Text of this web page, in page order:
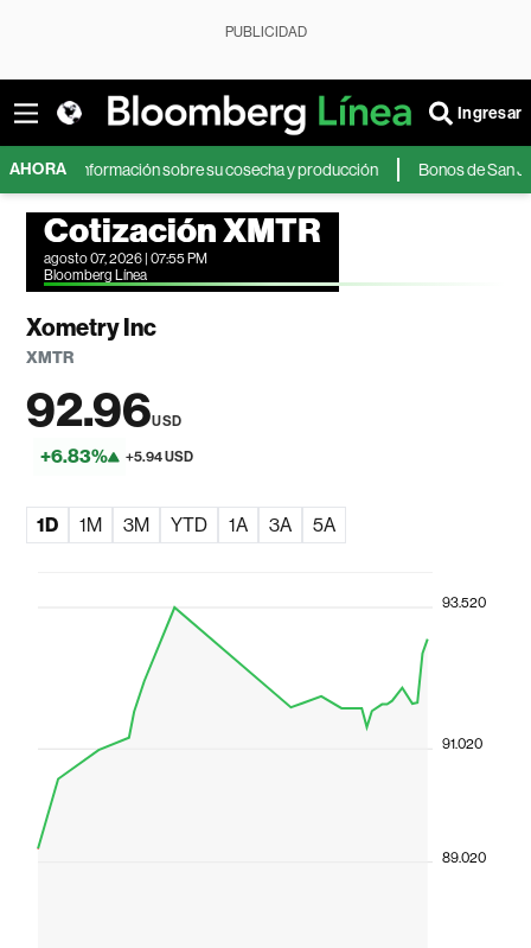
PUBLICIDAD
Ingresar
AHORA
información sobre su cosecha y producción Bonos de San Juan
Cotización XMTR
agosto 07, 2026 | 07:55 PM
Bloomberg Línea
Xometry Inc
XMTR
92.96USD
+6.83% +5.94 USD
1D 1M 3M YTD 1A 3A 5A
89.020
91.020
93.520